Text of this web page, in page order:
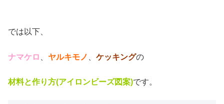
では以下、
ナマケロ ヤルキモノ ケッキングの
材料と作り方(アイロンビーズ図案)です。